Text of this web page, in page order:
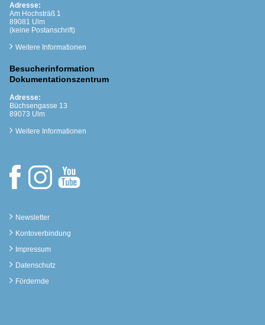
Adresse:
Am Hochsträß 1
89081 Ulm
(keine Postanschrift)
Weitere Informationen
Besucherinformation
Dokumentationszentrum
Adresse:
Büchsengasse 13
89073 Ulm
Weitere Informationen
Newsletter
Kontoverbindung
Impressum
Datenschutz
Fördernde